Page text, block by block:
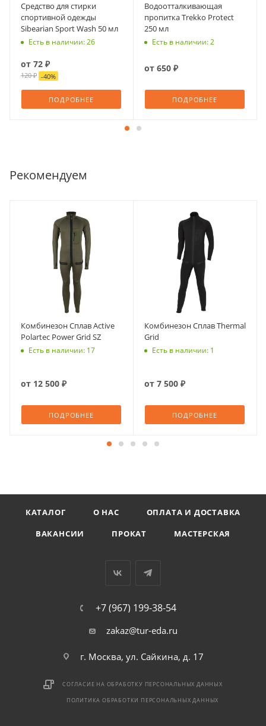
Средство для стирки
спортивной одежды
Sibearian Sport Wash 50 мл
Есть в наличии: 26
от 72 ₽
120 ₽ -40%
ПОДРОБНЕЕ
Водоотталкивающая
пропитка Trekko Protect
250 мл
Есть в наличии: 2
от 650 ₽
ПОДРОБНЕЕ
Рекомендуем
Комбинезон Сплав Active
Polartec Power Grid SZ
Есть в наличии: 17
от 12 500 ₽
ПОДРОБНЕЕ
Комбинезон Сплав Thermal
Grid
Есть в наличии: 1
от 7 500 ₽
ПОДРОБНЕЕ
КАТАЛОГ О НАС
ОПЛАТА И ДОСТАВКА
ВАКАНСИИ
ПРОКАТ МАСТЕРСКАЯ
+7 (967) 199-38-54
zakaz@tur-eda.ru
г. Москва, ул. Сайкина, д. 17
СОГЛАСИЕ НА ОБРАБОТКУ ПЕРСОНАЛЬНЫХ ДАННЫХ
ПОЛИТИКА ОБРАБОТКИ ПЕРСОНАЛЬНЫХ ДАННЫХ